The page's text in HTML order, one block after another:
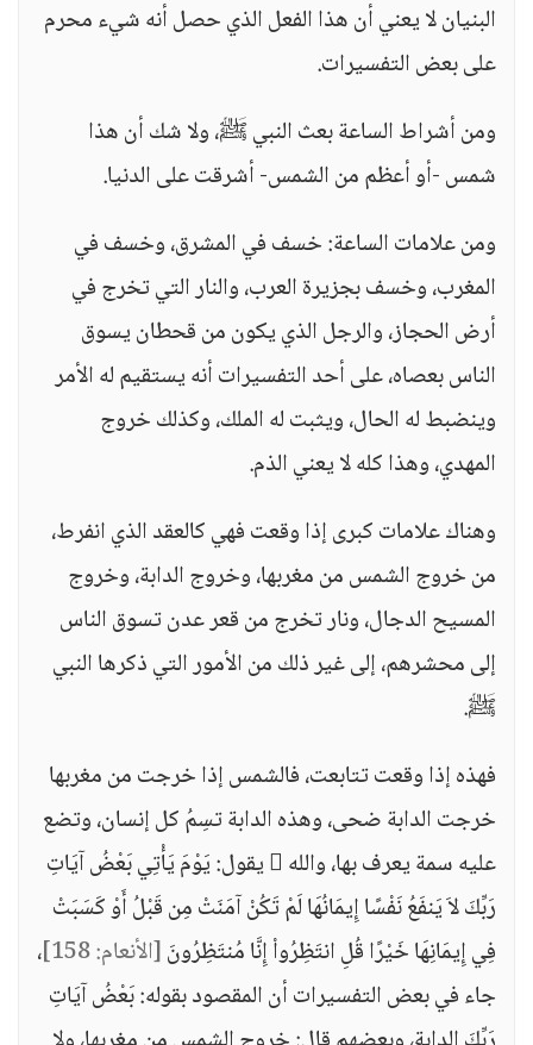
البنيان لا يعني أن هذا الفعل الذي حصل أنه شيء محرم
على بعض التفسيرات.
ومن أشراط الساعة بعث النبي ﷺ، ولا شك أن هذا
شمس -أو أعظم من الشمس- أشرقت على الدنيا.
ومن علامات الساعة: خسف في المشرق، وخسف في
المغرب، وخسف بجزيرة العرب، والنار التي تخرج في
أرض الحجاز، والرجل الذي يكون من قحطان يسوق
الناس بعصاه، على أحد التفسيرات أنه يستقيم له الأمر
وينضبط له الحال، ويثبت له الملك، وكذلك خروج
المهدي، وهذا كله لا يعني الذم.
وهناك علامات كبرى إذا وقعت فهي كالعقد الذي انفرط،
من خروج الشمس من مغربها، وخروج الدابة، وخروج
المسيح الدجال، ونار تخرج من قعر عدن تسوق الناس
إلى محشرهم، إلى غير ذلك من الأمور التي ذكرها النبي
ﷺ.
فهذه إذا وقعت تتابعت، فالشمس إذا خرجت من مغربها
خرجت الدابة ضحى، وهذه الدابة تسِمُ كل إنسان، وتضع
عليه سمة يعرف بها، والله  يقول: يَوْمَ يَأْتِي بَعْضُ آيَاتِ
رَبِّكَ لاَ يَنفَعُ نَفْسًا إِيمَانُهَا لَمْ تَكُنْ آمَنَتْ مِن قَبْلُ أَوْ كَسَبَتْ
فِي إِيمَانِهَا خَيْرًا قُلِ انتَظِرُواْ إِنَّا مُنتَظِرُونَ[الأنعام: 158]
،
جاء في بعض التفسيرات أن المقصود بقوله: بَعْضُ آيَاتِ